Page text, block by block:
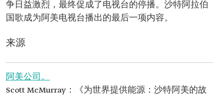
争日益激烈，最终促成了电视台的停播。沙特阿拉伯
国歌成为阿美电视台播出的最后一项内容。
来源
阿美公司。
Scott McMurray：《为世界提供能源：沙特阿美的故